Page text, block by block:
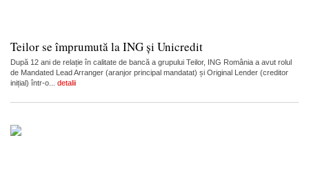
Teilor se împrumută la ING și Unicredit
După 12 ani de relație în calitate de bancă a grupului Teilor, ING România a avut rolul
de Mandated Lead Arranger (aranjor principal mandatat) și Original Lender (creditor
inițial) într-o... detalii